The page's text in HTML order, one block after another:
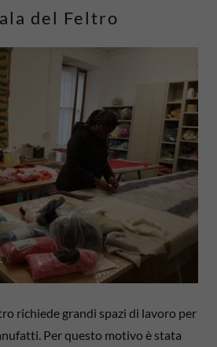
del Feltro
richiede grandi spazi di lavoro per
Per questo motivo è stata